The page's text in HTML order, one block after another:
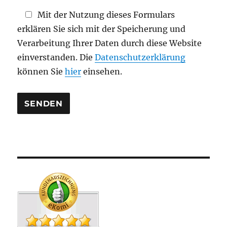
e
e
r
Mit der Nutzung dieses Formulars
erklären Sie sich mit der Speicherung und
Verarbeitung Ihrer Daten durch diese Website
einverstanden. DieDatenschutzerklärung
können Siehier einsehen.